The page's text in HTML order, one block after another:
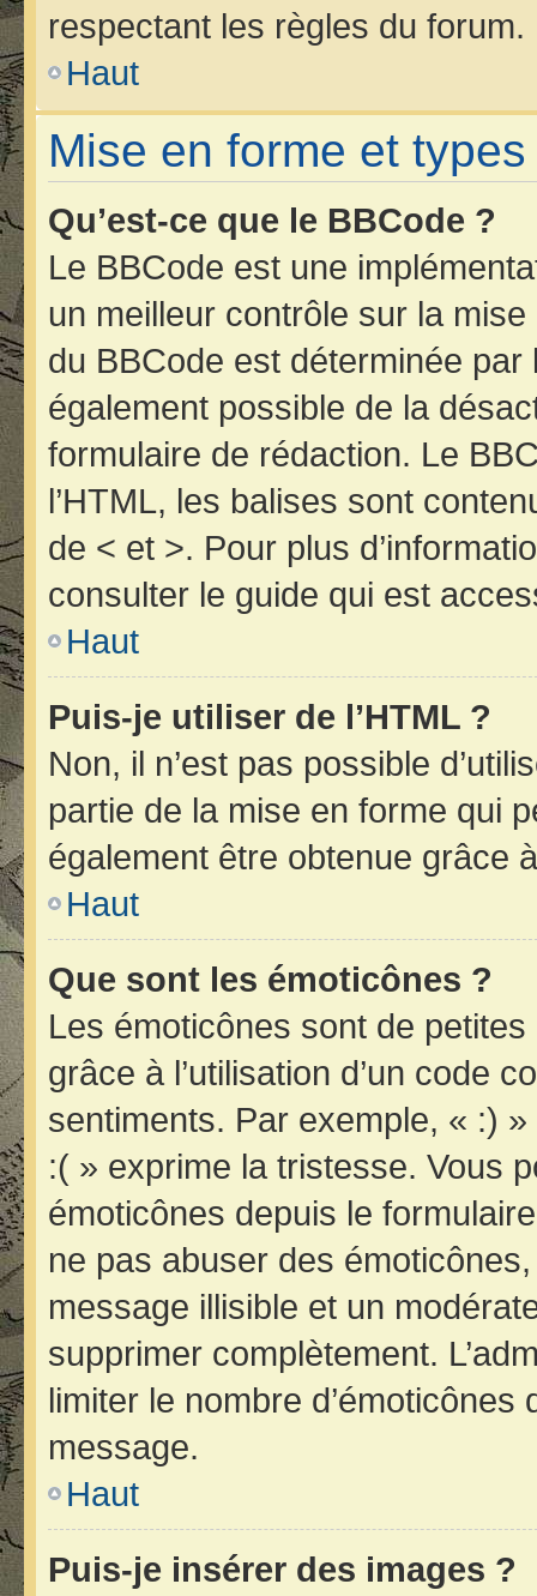
respectant les règles du forum.
Haut
Mise en forme et
Qu’est-ce que le BBCode ?
Le BBCode est une
un meilleur contrôle sur la mise
du BBCode est déterminée par
également possible de la
formulaire de rédaction. Le
l’HTML, les balises sont
de < et >. Pour plus
consulter le guide qui est
Haut
Puis-je utiliser de l’HTML ?
Non, il n’est pas possible
partie de la mise en forme qui
également être obtenue grâce
Haut
Que sont les émoticônes ?
Les émoticônes sont de
grâce à l’utilisation d’un code
sentiments. Par exemple, « :)
:( » exprime la tristesse. Vous
émoticônes depuis le
ne pas abuser des
message illisible et un
supprimer complètement.
limiter le nombre
message.
Haut
Puis-je insérer des images ?